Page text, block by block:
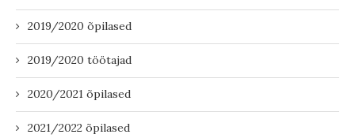
2019/2020 õpilased
2019/2020 töötajad
2020/2021 õpilased
2021/2022 õpilased